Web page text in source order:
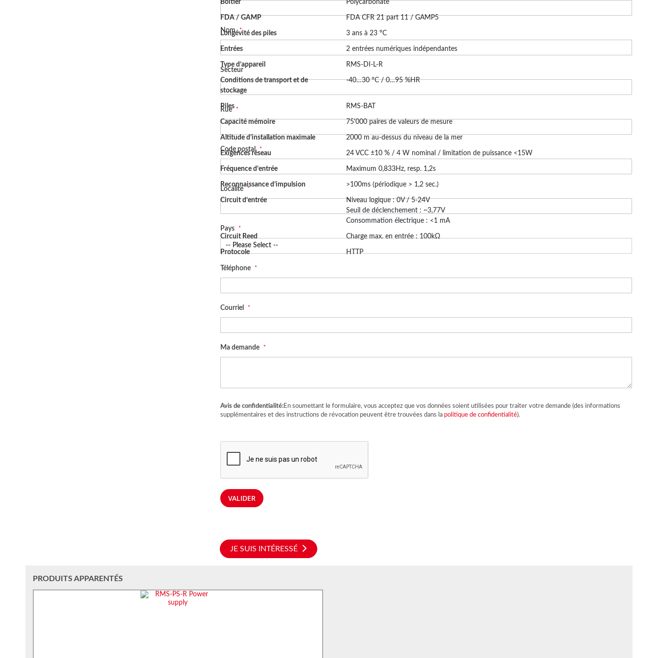
Sécurité et automatisation
Contrôle direct d’accès
Compatible avec :
RMS-Config
RMS-WEB On-Premise
Solutions RMS-CLD SaaS
Boîtier Polycarbonate
FDA / GAMP FDA CFR 21 part 11 / GAMP5
Longévité des piles 3 ans à 23 °C
Entrées 2 entrées numériques indépendantes
Type d’appareil RMS-DI-L-R
Conditions de transport et de
stockage
-40…30 °C / 0…95 %HR
Piles RMS-BAT
Capacité mémoire 75'000 paires de valeurs de mesure
Altitude d’installation maximale 2000 m au-dessus du niveau de la mer
Exigences réseau 24 VCC ±10 % / 4 W nominal / limitation de puissance <15W
Fréquence d’entrée Maximum 0,833Hz, resp. 1,2s
Reconnaissance d’impulsion >100ms (périodique > 1,2 sec.)
Circuit d’entrée
Niveau logique : 0V / 5-24V
Seuil de déclenchement : ~3,77V
Consommation électrique : <1 mA
Circuit Reed Charge max. en entrée : 100kΩ
Protocole HTTP
Nom
Secteur
Rue
Code postal
Localité
Pays
Téléphone
Courriel
Ma demande
Avis de confidentialité:En soumettant le formulaire, vous acceptez que vos données soient utilisées pour traiter votre demande (des informations
supplémentaires et des instructions de révocation peuvent être trouvées dans lapolitique de confidentialité).
VALIDER
JE SUIS INTÉRESSÉ
PRODUITS APPARENTÉS